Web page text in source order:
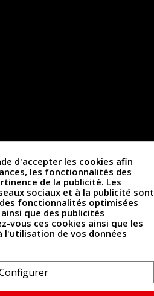
d'accepter les cookies afin
les fonctionnalités des
de la publicité. Les
sociaux et à la publicité sont
fonctionnalités optimisées
que des publicités
vous ces cookies ainsi que les
l'utilisation de vos données